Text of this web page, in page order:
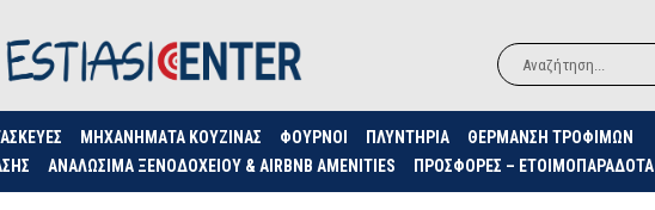
ΜΗΧΑΝΉΜΑΤΑ ΚΟΥΖΊΝΑΣ ΦΟΥΡΝΟΙ ΠΛΥΝΤΗΡΙΑ
ΘΈΡΜΑΝΣΗ ΤΡΟΦΊΜΩΝ
ΑΝΑΛΏΣΙΜΑ ΞΕΝΟΔΟΧΕΊΟΥ & AIRBNB AMENITIES ΠΡΟΣΦΟΡΈΣ – ΕΤΟΙΜΟΠΑΡΆΔΟΤΑ